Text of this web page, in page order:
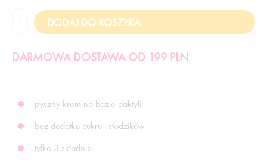
DARMOWA DOSTAWA OD 199 PLN
pyszny krem na bazie daktyli
bez dodatku cukru i słodzików
tylko 3 składniki